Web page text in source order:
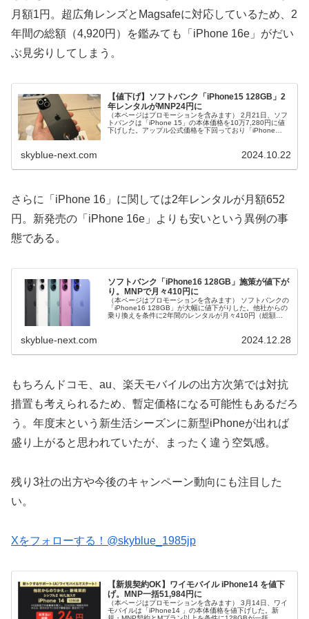
月額1円。超広角レンズとMagsafeに対応しているため、2
年間の総額（4,920円）を鑑みても「iPhone 16e」がだい
ぶ見劣りしてしまう。
【値下げ】ソフトバンク「iPhone15 128GB」2
年レンタルがMNP24円に
（本ページはプロモーションを含みます） 2月21日、ソフ
トバンクは「iPhone 15」の本体価格を10万7,280円に値
下げした。アップル公式価格を下回っており「iPhone
skyblue-next.com 2024.10.22
さらに「iPhone 16」に関しては2年レンタルが月額652
円。新発売の「iPhone 16e」よりも安いという異例の事
態である。
ソフトバンク「iPhone16 128GB」施策が値下が
り。MNPで月々410円に
（本ページはプロモーションを含みます） ソフトバンクの
「iPhone16 128GB」が大幅に値下がりした。他社からの
乗り換えを条件に2年間のレンタルが月々410円（総額
skyblue-next.com 2024.12.28
もちろんドコモ、au、楽天モバイルの出方次第では対抗
措置も考えられるため、暫定価格になる可能性もあるだろ
う。年度末という新生活シーズンに新型iPhoneが出れば
盛り上がると思われていたが、まったく違う空気感。
残り3社の出方や今後のキャンペーン動向にも注目した
い。
Xをフォローする！@skyblue_1985jp
【新規契約OK】ワイモバイル iPhone14 を値下
げ。MNP一括51,984円に
（本ページはプロモーションを含みます） 3月14日、ワイ
モバイルは「iPhone14 」の本体価格を値下げした。新